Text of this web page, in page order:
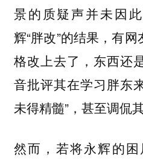
景的质疑声并未因
辉“胖改”的结果，有
格改上去了，东西还
音批评其在学习胖东
未得精髓”，甚至调侃其
然而，若将永辉的